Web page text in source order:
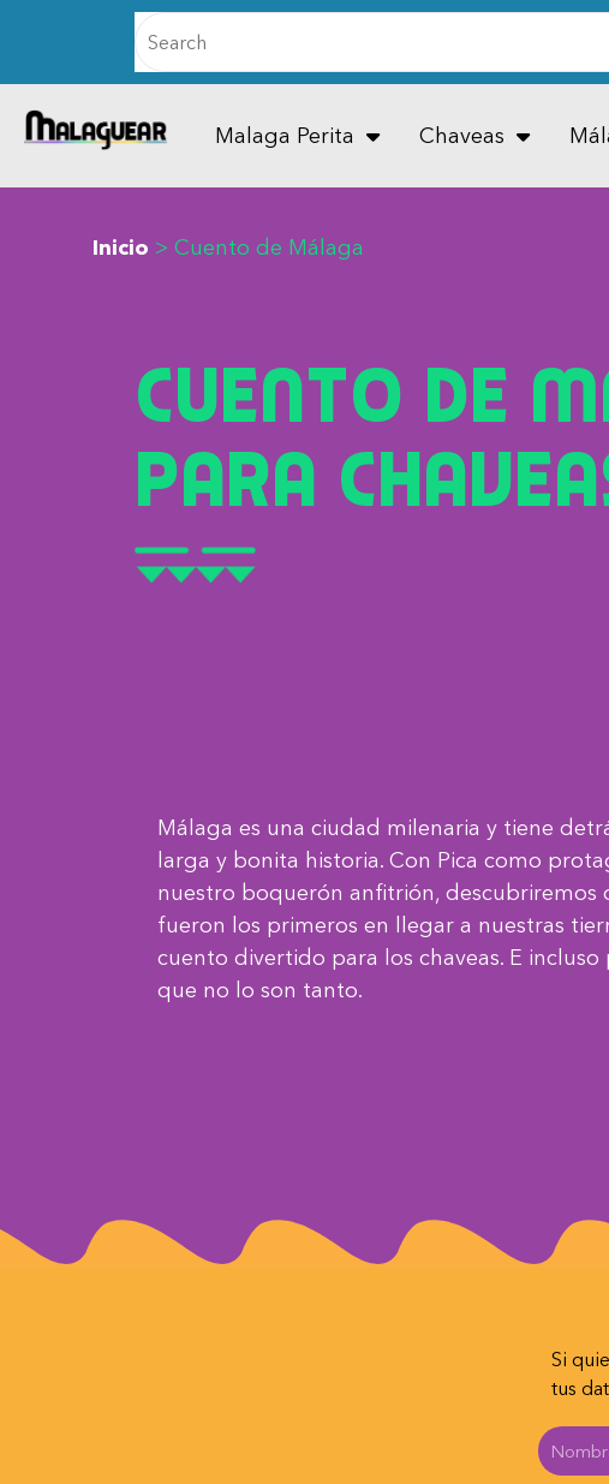
Malaga Perita Chaveas
Inicio >Cuento de Málaga
Cuento de
para
Málaga es una ciudad milenaria y tiene
larga y bonita historia. Con Pica como
nuestro boquerón anfitrión, descubriremos
fueron los primeros en llegar a nuestras
cuento divertido para los chaveas. E incluso
que no lo son tanto.
Si
tus